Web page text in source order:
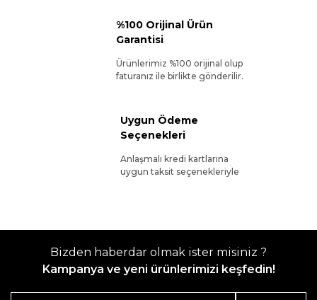
%100 Orijinal Ürün
Garantisi
Ürünlerimiz %100 orijinal olup
faturanız ile birlikte gönderilir.
Uygun Ödeme
Seçenekleri
Anlaşmalı kredi kartlarına
uygun taksit seçenekleriyle
Bizden haberdar olmak ister misiniz ?
Kampanya ve yeni ürünlerimizi keşfedin!